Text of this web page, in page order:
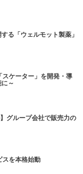
る「ウェルモット製薬」
ケーター」を開発・導
～
グループ会社で販売力の
スを本格始動